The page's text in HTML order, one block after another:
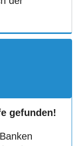
gefunden!